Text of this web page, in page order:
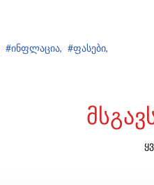
#ინფლაცია, #ფასები,